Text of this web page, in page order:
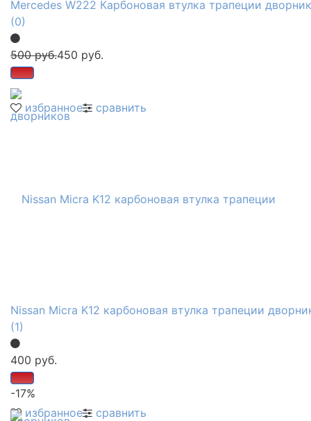
избранное сравнить
Mercedes W222 Карбоновая втулка трапеции
(0)
500 руб.450 руб.
избранное сравнить
Nissan Micra K12 карбоновая втулка трапеции
(1)
400 руб.
-17%